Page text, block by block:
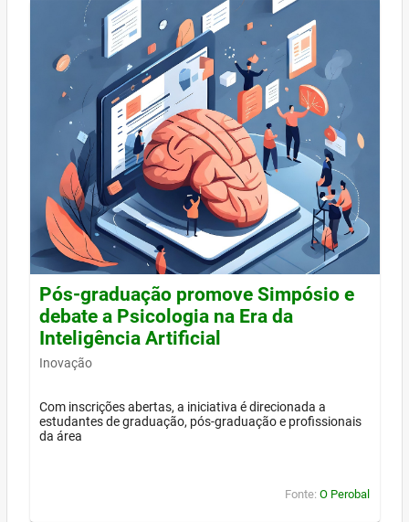
Pós-graduação promove Simpósio e
debate a Psicologia na Era da
Inteligência Artificial
Inovação
Com inscrições abertas, a iniciativa é direcionada a
estudantes de graduação, pós-graduação e profissionais
da área
Fonte: O Perobal